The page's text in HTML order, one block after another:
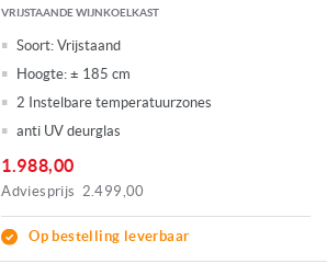
VRIJSTAANDE WIJNKOELKAST
Soort: Vrijstaand
Hoogte: ± 185 cm
2 Instelbare temperatuurzones
anti UV deurglas
1.988,00
Adviesprijs 2.499,00
Op bestelling leverbaar